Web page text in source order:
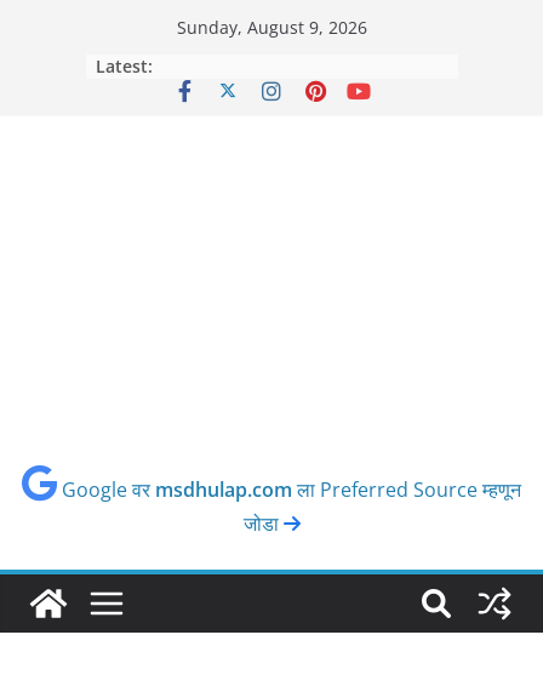
Sunday, August 9, 2026
Latest:
Google वर msdhulap.comला Preferred Source म्हणून
जोडा